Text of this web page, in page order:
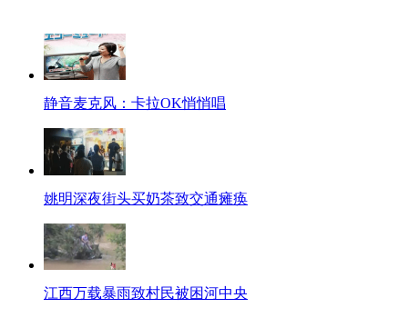
静音麦克风：卡拉OK悄悄唱
姚明深夜街头买奶茶致交通瘫痪
江西万载暴雨致村民被困河中央